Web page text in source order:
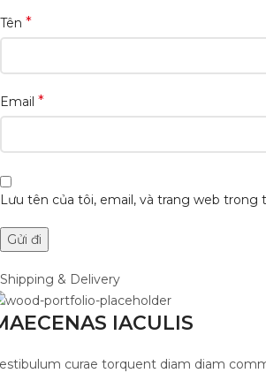
Tên *
Email *
Lưu tên của tôi, email, và trang web trong
Shipping & Delivery
IACULIS
curae torquent diam diam